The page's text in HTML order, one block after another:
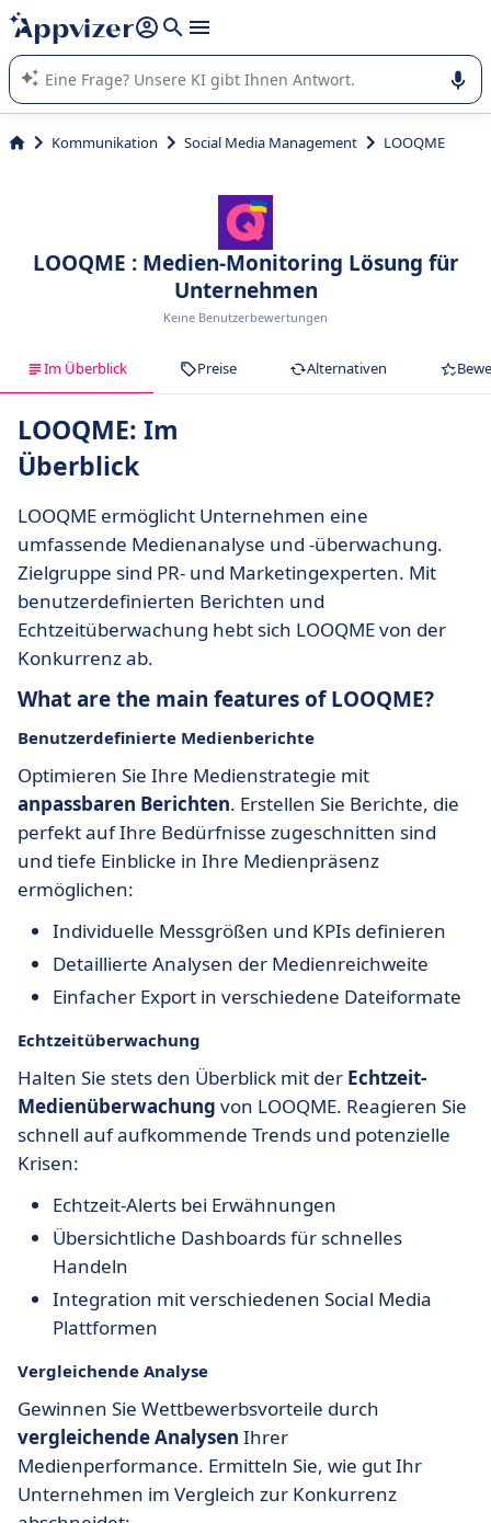
beantworten (mehrere Zeilen mit
Die KI von Appvizer führt Sie bei der Nutzung oder Auswahl
von SaaS-Software in Unternehmen.
Kommunikation Social Media Management LOOQME
LOOQME : Medien-Monitoring Lösung für
Unternehmen
Keine Benutzerbewertungen
Im Überblick Preise Alternativen
LOOQME: Im
Überblick
LOOQME ermöglicht Unternehmen eine
umfassende Medienanalyse und -überwachung.
Zielgruppe sind PR- und Marketingexperten. Mit
benutzerdefinierten Berichten und
Echtzeitüberwachung hebt sich LOOQME von der
Konkurrenz ab.
What are the main features of LOOQME?
Benutzerdefinierte Medienberichte
Optimieren Sie Ihre Medienstrategie mit
anpassbaren Berichten. Erstellen Sie Berichte, die
perfekt auf Ihre Bedürfnisse zugeschnitten sind
und tiefe Einblicke in Ihre Medienpräsenz
ermöglichen:
Individuelle Messgrößen und KPIs definieren
Detaillierte Analysen der Medienreichweite
Einfacher Export in verschiedene Dateiformate
Echtzeitüberwachung
Halten Sie stets den Überblick mit der Echtzeit-
Medienüberwachung von LOOQME. Reagieren Sie
schnell auf aufkommende Trends und potenzielle
Krisen:
Echtzeit-Alerts bei Erwähnungen
Übersichtliche Dashboards für schnelles
Handeln
Integration mit verschiedenen Social Media
Plattformen
Vergleichende Analyse
Gewinnen Sie Wettbewerbsvorteile durch
vergleichende Analysen Ihrer
Medienperformance. Ermitteln Sie, wie gut Ihr
Unternehmen im Vergleich zur Konkurrenz